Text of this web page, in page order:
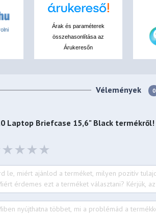
Árak és paraméterek
összehasonlítása az
Árukeresőn
Vélemények 0
Laptop Briefcase 15,6" Black termékről!